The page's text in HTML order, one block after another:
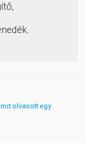
olvasott egy